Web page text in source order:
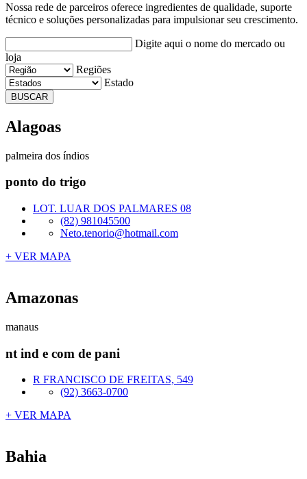
Nossa rede de parceiros oferece ingredientes de qualidade, suporte
técnico e soluções personalizadas para impulsionar seu crescimento.
Digite aqui o nome do mercado ou
loja
Regiões
Estado
BUSCAR
Alagoas
palmeira dos índios
ponto do trigo
LOT. LUAR DOS PALMARES 08
(82) 981045500
Neto.tenorio@hotmail.com
+ VER MAPA
Amazonas
manaus
nt ind e com de pani
R FRANCISCO DE FREITAS, 549
(92) 3663-0700
+ VER MAPA
Bahia